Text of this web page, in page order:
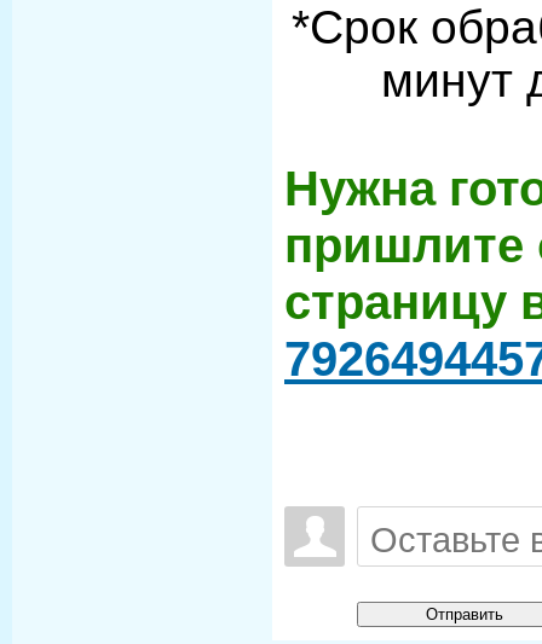
*Срок
минут
Нужна
пришлите
страницу
Отправить